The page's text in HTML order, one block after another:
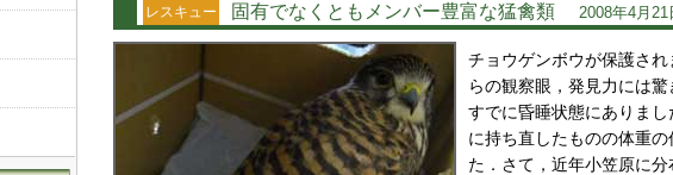
レスキュー 固有でなくともメンバー豊富な猛禽類 2008年4月21
チョウゲンボウが保護さ
らの観察眼，発見力には
すでに昏睡状態にありま
に持ち直したものの体重
た．さて，近年小笠原に